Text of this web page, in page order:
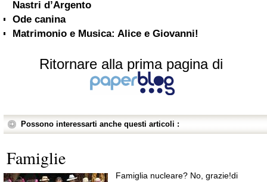
Nastri d’Argento
Ode canina
Matrimonio e Musica: Alice e Giovanni!
Ritornare alla prima pagina di
Possono interessarti anche questi articoli :
Famiglie
Famiglia nucleare? No, grazie!di